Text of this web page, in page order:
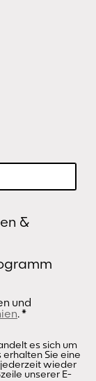
&
.*
es sich um
Sie eine
jederzeit wieder
unserer E-